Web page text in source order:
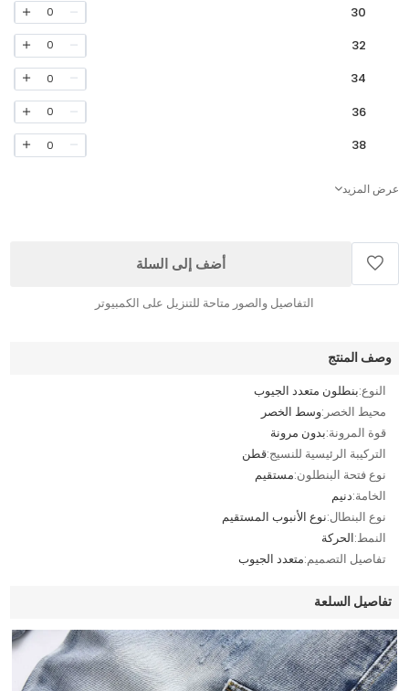
30
0
32
0
34
0
36
0
38
0
عرض المزيد
أضف إلى السلة
التفاصيل والصور متاحة للتنزيل على الكمبيوتر
وصف المنتج
النوع:بنطلون متعدد الجيوب
محيط الخصر:وسط الخصر
قوة المرونة:بدون مرونة
التركيبة الرئيسية للنسيج:قطن
نوع فتحة البنطلون:مستقيم
الخامة:دنيم
نوع البنطال:نوع الأنبوب المستقيم
النمط:الحركة
تفاصيل التصميم:متعدد الجيوب
تفاصيل السلعة